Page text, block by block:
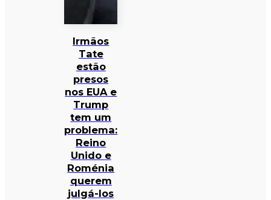
Irmãos
Tate
estão
presos
nos EUA e
Trump
tem um
problema:
Reino
Unido e
Roménia
querem
julgá-los